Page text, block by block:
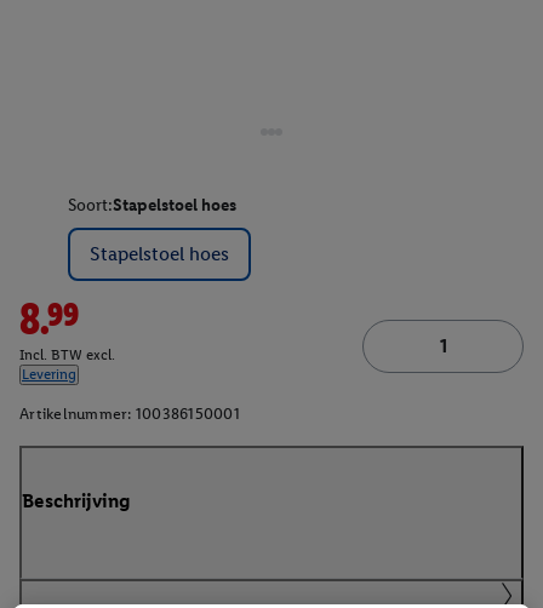
Soort:Stapelstoel hoes
Stapelstoel hoes
8.99
Incl. BTW excl.
Levering
Artikelnummer: 100386150001
Beschrijving